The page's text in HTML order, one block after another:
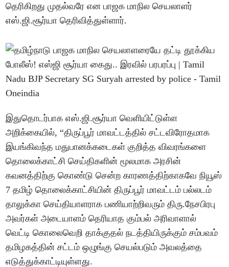
தெரிகிறது முதல்வரே என பாஜக மாநில செயலாளர்
எஸ்.ஜி.சூர்யா தெரிவித்துள்ளார்.
இதுதொடர்பாக எஸ்.ஜி.சூர்யா வெளியிட்டுள்ள
அறிக்கையில், “திருப்பூர்‌ மாவட்டத்தில்‌ சட்டவிரோதமாக
இயங்கிவந்த மதுபானக்கடைகள்‌ குறித்த விவரங்களை
தொலைக்காட்சி செய்திகளின்‌ மூலமாக அரசின்‌
கவனத்திற்கு கொண்டு சென்ற காரணத்திற்காகவே நியூஸ்‌
7 தமிழ்‌ தொலைக்காட்சியின்‌ திருப்பூர்‌ மாவட்டம்‌ பல்லடம்‌
தாலுக்கா செய்தியாளராக பணியாற்றிவரும்‌ திரு.நேசபிரபு
அவர்கள்‌ அடையாளம்‌ தெரியாத கும்பல்‌ அரிவாளால்‌
வெட்டி கொலைவெறி தாக்குதல்‌ நடத்தியிருக்கும்‌ சம்பவம்‌
தமிழகத்தின்‌ சட்டம்‌ ஒழுங்கு செயல்படும்‌ அவலத்தை
எடுத்துக்காட்டியுள்ளது.